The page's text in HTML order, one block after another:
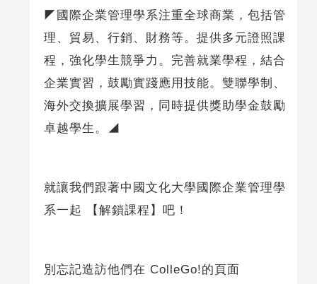
◤國際企業管理學系注重全球商業，包括管
理、貿易、行銷、財務等。提供多元證照課
程，強化學生競爭力。完善就業學程，結合
企業實習，鼓勵實踐應用技能。雙聯學制、
海外交換擴展學習，同時提供獎助學金鼓勵
卓越學生。◢
就讓我們跟著中國文化大學國際企業管理學
系一起 【解鎖課程】吧！
別忘記造訪他們在 ColleGo!的頁面